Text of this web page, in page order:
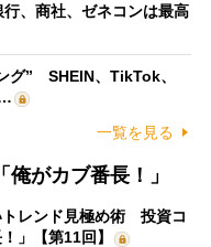
行、商社、ゼネコンは最高
グ” SHEIN、TikTok、
一覧を見る
がカブ番長！」
トレンド見極め術 投資コ
」【第11回】